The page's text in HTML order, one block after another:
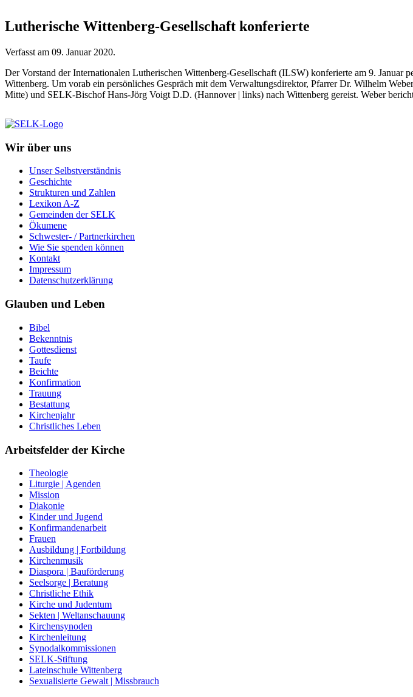
Lutherische Wittenberg-Gesellschaft konferierte
Verfasst am 09. Januar 2020.
Der Vorstand der Internationalen Lutherischen Wittenberg-Gesellschaft (ILSW) konferierte am 9. Januar
Wittenberg. Um vorab ein persönliches Gespräch mit dem Verwaltungsdirektor, Pfarrer Dr. Wilhelm
Mitte) und SELK-Bischof Hans-Jörg Voigt D.D. (Hannover | links) nach Wittenberg gereist. Weber
Wir über uns
Unser Selbstverständnis
Geschichte
Strukturen und Zahlen
Lexikon A-Z
Gemeinden der SELK
Ökumene
Schwester- / Partnerkirchen
Wie Sie spenden können
Kontakt
Impressum
Datenschutzerklärung
Glauben und Leben
Bibel
Bekenntnis
Gottesdienst
Taufe
Beichte
Konfirmation
Trauung
Bestattung
Kirchenjahr
Christliches Leben
Arbeitsfelder der Kirche
Theologie
Liturgie | Agenden
Mission
Diakonie
Kinder und Jugend
Konfirmandenarbeit
Frauen
Ausbildung | Fortbildung
Kirchenmusik
Diaspora | Bauförderung
Seelsorge | Beratung
Christliche Ethik
Kirche und Judentum
Sekten | Weltanschauung
Kirchensynoden
Kirchenleitung
Synodalkommissionen
SELK-Stiftung
Lateinschule Wittenberg
Sexualisierte Gewalt | Missbrauch